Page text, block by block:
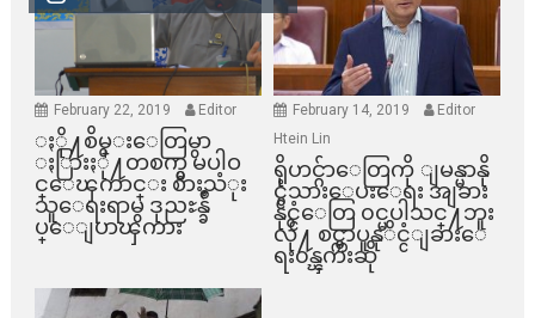
February 22, 2019 Editor
ႏို႔စိမ္းေတြမွာ
ႏြားႏို႔တစက္မွ မပါဝ
င္ေၾကာင္း စားသံုး
သူေရးရာမွ ဒုညႊန္ခ်ဳ
ပ္ေျပာၾကား
February 14, 2019
Editor
Htein Lin
ရိုဟင္ဂ်ာေတြကို ျမန္မာနို
င္ငံသားေပးေရး အျခား
နိုင္ငံေတြ ၀င္မပါသင္႔ဘူး
လို႔ စင္ကာပူနုိင္ငံျခားေ
ရး၀န္ၾကီးဆို